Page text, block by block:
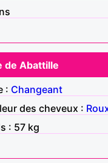
de Abattille
: Changeant
des cheveux :
: 57 kg